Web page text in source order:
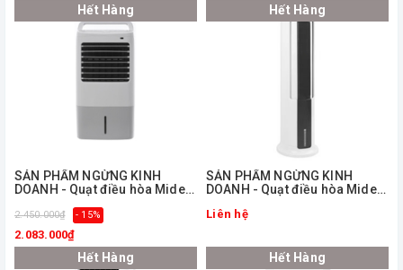
Hết Hàng
ㅤSẢN PHẨM NGỪNG KINH
DOANH - Quạt điều hòa Midea
2.450.000₫ - 15%
2.083.000₫
Hết Hàng
ㅤSẢN PHẨM NGỪNG KINH
DOANH - Quạt điều hòa Midea
Liên hệ
Hết Hàng Hết Hàng